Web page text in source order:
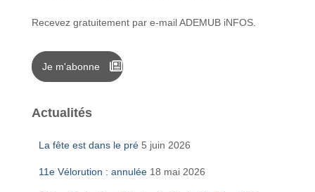
Recevez gratuitement par e-mail ADEMUB iNFOS.
Je m'abonne
Actualités
La fête est dans le pré 5 juin 2026
11e Vélorution : annulée 18 mai 2026